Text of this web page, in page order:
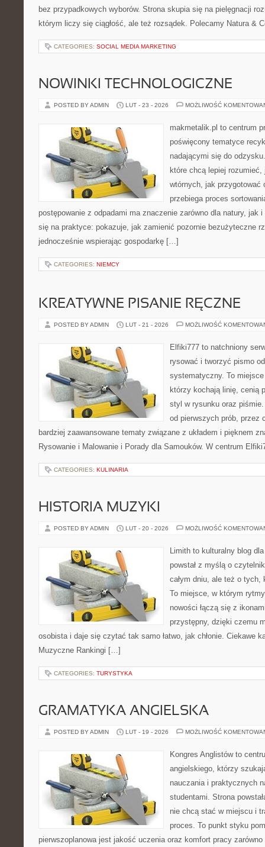
bez przypadkowych wyborów. Strona skupia się na pielęgnacji
którym liczy się ciągłość, ale też rozsądek. Polecamy Natura &
CATEGORIES: SOCIAL MEDIA MARKETING
NOWINKI TECHNOLOGICZNE
POSTED BY ADMIN LUT - 23 - 2026 MOŻLIWOŚĆ
makmetalik.pl to centrum
poświęcony tematyce
nadającymi się do
które chcą lepiej rozumieć,
wtórnych, jak przygotować
przebiega proces
postępowanie z odpadami ma znaczenie zarówno dla natury, jak
się na praktyce: pokazuje, jak zamienić pozornie bezużyteczne
jednocześnie wspierając gospodarkę […]
CATEGORIES: NIEMCY
KREATYWNE PISANIE RĘCZNE
POSTED BY ADMIN LUT - 21 - 2026 MOŻLIWOŚĆ
Elfiki777 to natchniony
rysować i tworzyć pismo
systematyczny. To
którzy kochają linię, cenią
styl w rysunku oraz
od pierwszych prób, przez
bardziej zaawansowane tematy związane z układem i pięknem
Rysowanie i Malowanie i Porady dla Samouków. W centrum
CATEGORIES: KULINARIA
HISTORIA MUZYKI
POSTED BY ADMIN LUT - 20 - 2026 MOŻLIWOŚĆ
Limith to kulturalny blog
powstał z myślą o
całym dniu, ale też o
To miejsce, w którym
nowości łączą się z
przystępny, dzięki czemu
osobista i daje się czytać tak samo łatwo, jak chłonie. Ciekawe
Muzyczne Rankingi […]
CATEGORIES: TURYSTYKA
GRAMATYKA ANGIELSKA
POSTED BY ADMIN LUT - 19 - 2026 MOŻLIWOŚĆ
Kongres Anglistów to
angielskiego, którzy
nauczania i praktycznych
studentami. Strona
nie chcą stać w miejscu i
proces. To punkt styku
pierwszoplanowa jest jakość uczenia oraz komfort pracy